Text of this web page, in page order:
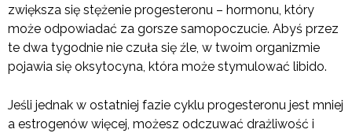
zwiększa się stężenie progesteronu – hormonu, który
może odpowiadać za gorsze samopoczucie. Abyś przez
te dwa tygodnie nie czuła się źle, w twoim organizmie
pojawia się oksytocyna, która może stymulować libido.
Jeśli jednak w ostatniej fazie cyklu progesteronu jest mniej
a estrogenów więcej, możesz odczuwać drażliwość i